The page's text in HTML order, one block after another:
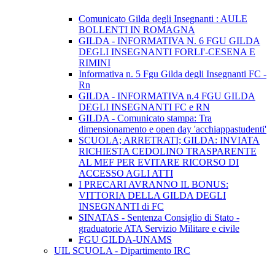
Comunicato Gilda degli Insegnanti : AULE
BOLLENTI IN ROMAGNA
GILDA - INFORMATIVA N. 6 FGU GILDA
DEGLI INSEGNANTI FORLI'-CESENA E
RIMINI
Informativa n. 5 Fgu Gilda degli Insegnanti FC -
Rn
GILDA - INFORMATIVA n.4 FGU GILDA
DEGLI INSEGNANTI FC e RN
GILDA - Comunicato stampa: Tra
dimensionamento e open day 'acchiappastudenti'
SCUOLA; ARRETRATI; GILDA: INVIATA
RICHIESTA CEDOLINO TRASPARENTE
AL MEF PER EVITARE RICORSO DI
ACCESSO AGLI ATTI
I PRECARI AVRANNO IL BONUS:
VITTORIA DELLA GILDA DEGLI
INSEGNANTI di FC
SINATAS - Sentenza Consiglio di Stato -
graduatorie ATA Servizio Militare e civile
FGU GILDA-UNAMS
UIL SCUOLA - Dipartimento IRC